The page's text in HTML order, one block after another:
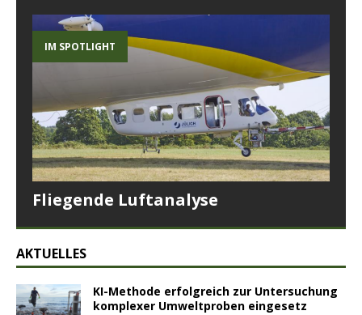
IM SPOTLIGHT
Fliegende Luftanalyse
AKTUELLES
KI-Methode erfolgreich zur Untersuchung
komplexer Umweltproben eingesetz